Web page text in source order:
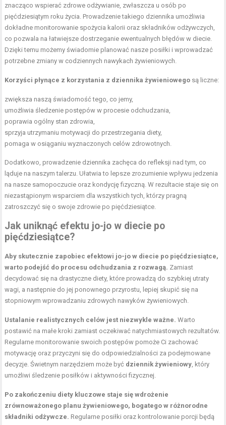
znacząco wspierać zdrowe odżywianie, zwłaszcza u osób po
pięćdziesiątym roku życia. Prowadzenie takiego dziennika umożliwia
dokładne monitorowanie spożycia kalorii oraz składników odżywczych,
co pozwala na łatwiejsze dostrzeganie ewentualnych błędów w diecie.
Dzięki temu możemy świadomie planować nasze posiłki i wprowadzać
potrzebne zmiany w codziennych nawykach żywieniowych.
Korzyści płynące z korzystania z dziennika żywieniowego są liczne:
zwiększa naszą świadomość tego, co jemy,
umożliwia śledzenie postępów w procesie odchudzania,
poprawia ogólny stan zdrowia,
sprzyja utrzymaniu motywacji do przestrzegania diety,
pomaga w osiąganiu wyznaczonych celów zdrowotnych.
Dodatkowo, prowadzenie dziennika zachęca do refleksji nad tym, co
ląduje na naszym talerzu. Ułatwia to lepsze zrozumienie wpływu jedzenia
na nasze samopoczucie oraz kondycję fizyczną. W rezultacie staje się on
niezastąpionym wsparciem dla wszystkich tych, którzy pragną
zatroszczyć się o swoje zdrowie po pięćdziesiątce.
Jak uniknąć efektu jo-jo w diecie po
pięćdziesiątce?
Aby skutecznie zapobiec efektowi jo-jo w diecie po pięćdziesiątce,
warto podejść do procesu odchudzania z rozwagą. Zamiast
decydować się na drastyczne diety, które prowadzą do szybkiej utraty
wagi, a następnie do jej ponownego przyrostu, lepiej skupić się na
stopniowym wprowadzaniu zdrowych nawyków żywieniowych.
Ustalanie realistycznych celów jest niezwykle ważne. Warto
postawić na małe kroki zamiast oczekiwać natychmiastowych rezultatów.
Regularne monitorowanie swoich postępów pomoże Ci zachować
motywację oraz przyczyni się do odpowiedzialności za podejmowane
decyzje. Świetnym narzędziem może być dziennik żywieniowy, który
umożliwi śledzenie posiłków i aktywności fizycznej.
Po zakończeniu diety kluczowe staje się wdrożenie
zrównoważonego planu żywieniowego, bogatego w różnorodne
składniki odżywcze. Regularne posiłki oraz kontrolowanie porcji będą